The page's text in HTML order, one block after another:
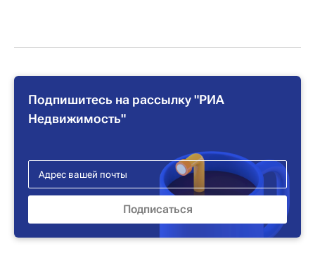
Подпишитесь на рассылку "РИА
Недвижимость"